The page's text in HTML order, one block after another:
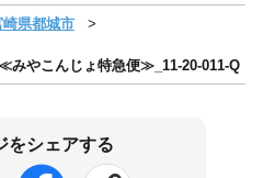
崎県都城市
みやこんじょ特急便≫_11-20-011-Q
をシェアする